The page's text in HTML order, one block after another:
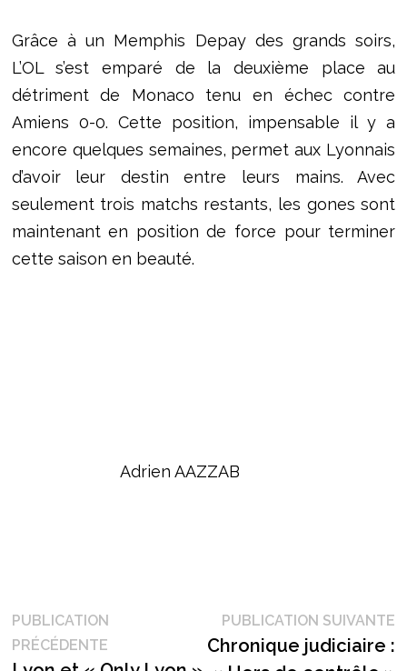
Grâce à un Memphis Depay des grands soirs,
L’OL s’est emparé de la deuxième place au
détriment de Monaco tenu en échec contre
Amiens 0-0. Cette position, impensable il y a
encore quelques semaines, permet aux Lyonnais
d’avoir leur destin entre leurs mains. Avec
seulement trois matchs restants, les gones sont
maintenant en position de force pour terminer
cette saison en beauté.
Adrien AAZZAB
Navigation
de
PUBLICATION
PRÉCÉDENTEPublication
PUBLICATION SUIVANTE
Chronique judiciaire :